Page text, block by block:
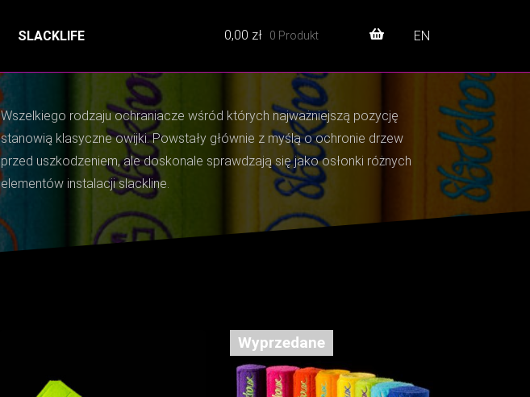
0,00 zł 0 Produkt EN
SLACKLIFE
Wszelkiego rodzaju ochraniacze wśród których najważniejszą pozycję
stanowią klasyczne owijki. Powstały głównie z myślą o ochronie drzew
przed uszkodzeniem, ale doskonale sprawdzają się jako osłonki różnych
elementów instalacji slackline.
Wyprzedane